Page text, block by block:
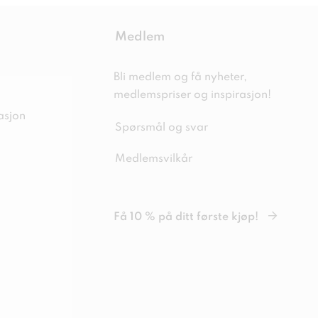
Medlem
Bli medlem og få nyheter,
medlemspriser og inspirasjon!
Spørsmål og svar
Medlemsvilkår
Få 10 % på ditt første kjøp!